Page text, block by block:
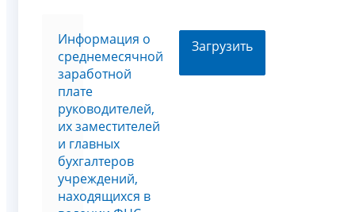
Информация о
среднемесячной
заработной
плате
руководителей,
их заместителей
и главных
бухгалтеров
учреждений,
находящихся в
Загрузить